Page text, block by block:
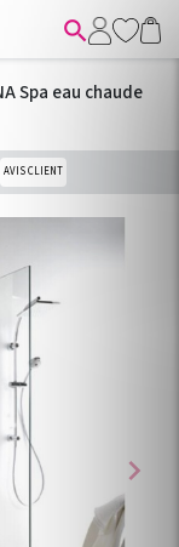

chevron_right
Spa eau chaude
AVIS CLIENT